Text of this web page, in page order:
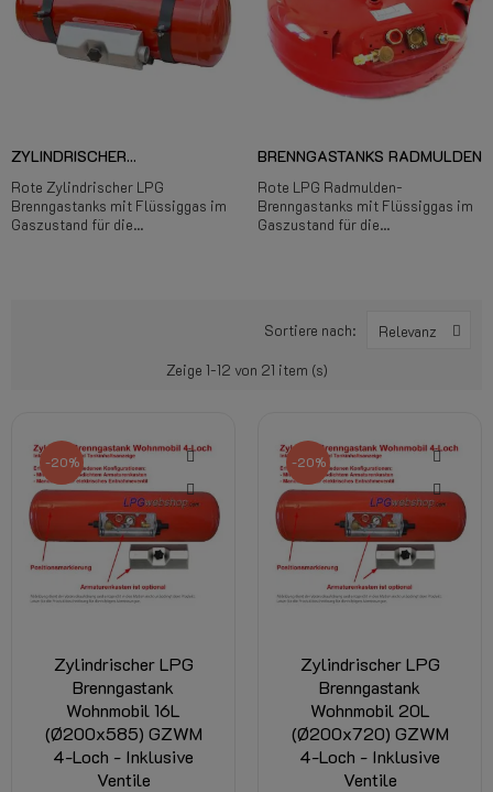
ZYLINDRISCHER...
Rote Zylindrischer LPG
Brenngastanks mit Flüssiggas im
Gaszustand für die...
BRENNGASTANKS RADMULDEN
Rote LPG Radmulden-
Brenngastanks mit Flüssiggas im
Gaszustand für die...
Sortiere nach: Relevanz
Zeige 1-12 von 21 item (s)
-20%
Zylindrischer LPG
Brenngastank
Wohnmobil 16L
(Ø200x585) GZWM
4-Loch - Inklusive
Ventile
-20%
Zylindrischer LPG
Brenngastank
Wohnmobil 20L
(Ø200x720) GZWM
4-Loch - Inklusive
Ventile